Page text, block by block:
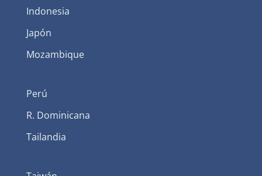
Indonesia
Japón
Mozambique
Perú
R. Dominicana
Tailandia